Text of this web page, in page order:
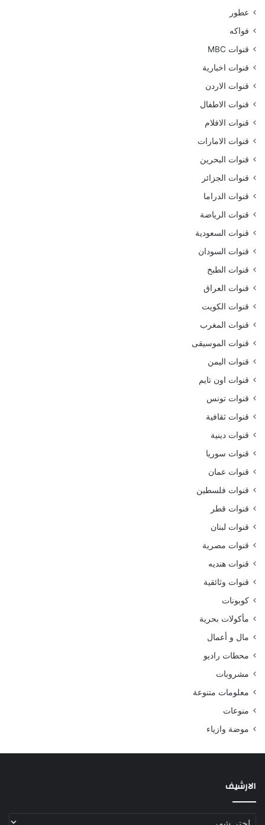
عطور
فواكه
قنوات MBC
قنوات اخبارية
قنوات الاردن
قنوات الاطفال
قنوات الافلام
قنوات الامارات
قنوات البحرين
قنوات الجزائر
قنوات الدراما
قنوات الرياضة
قنوات السعودية
قنوات السودان
قنوات الطبخ
قنوات العراق
قنوات الكويت
قنوات المغرب
قنوات الموسيقى
قنوات اليمن
قنوات اون تايم
قنوات تونس
قنوات ثقافية
قنوات دينية
قنوات سوريا
قنوات عمان
قنوات فلسطين
قنوات قطر
قنوات لبنان
قنوات مصرية
قنوات هنديه
قنوات وثائقية
كوبونات
مأكولات بحرية
مال و أعمال
محطات راديو
مشروبات
معلومات متنوعة
منوعات
موضة وازياء
الارشيف
الارشيف